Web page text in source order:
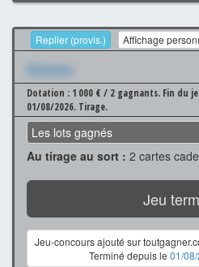
Replier (provis.) Affichage
Xxxxxxx
Dotation : 1 000 € / 2 gagnants. Fin du
01/08/2026. Tirage.
Les lots gagnés
Au tirage au sort : 2 cartes
Jeu
Jeu-concours ajouté sur
Terminé depuis le 01/